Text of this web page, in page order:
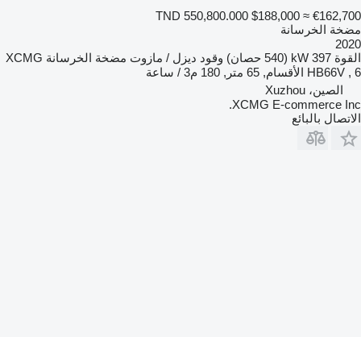
TND 550,800.000 $188,000 ≈ €162,700
مضخة الخرسانة
2020
القوة 397 kW (540 حصان) وقود ديزل / مازوت مضخة الخرسانة XCMG
HB66V , 6 الأقسام, 65 متر, 180 م3 / ساعة
الصين، Xuzhou
XCMG E-commerce Inc.
الاتصال بالبائع